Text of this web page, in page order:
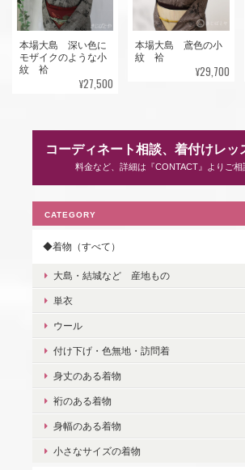
本場大島 深い色に
モザイクのような小
紋 袷
¥27,500
本場大島 鳶色の小
紋 袷
¥29,700
コーディネート相談、着付けレッ
料金など、詳細は『CONTACT』よりご相
CATEGORY
◆着物（すべて）
大島・結城など 産地もの
単衣
ウール
付け下げ・色無地・訪問着
身丈のある着物
裄のある着物
身幅のある着物
小さなサイズの着物